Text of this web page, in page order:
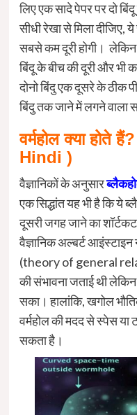
लिए एक सादे पेपर पर दो
सीधी रेखा से मिला दीजिए,
सबसे कम दूरी होगी। लेकिन
बिंदू के बीच की दूरी और भी
दोनो बिंदु एक दूसरे के
बिंदु तक जाने में लगने वाला
वर्महोल क्या होते हैं?
Hindi )
वैज्ञानिकों के अनुसार
एक सिद्धांत यह भी है कि ये
दूसरी जगह जाने का
वैज्ञानिक अल्बर्ट आइंस्टाइन
(theory of general
की संभावना जताई थी
सका। हालांकि, खगोल
वर्महोल की मदद से स्पेस या
सकता है।